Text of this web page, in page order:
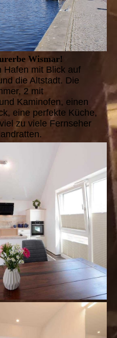
Wismar!
Hafen mit Blick auf
die Altstadt. Die
2 mit
Kaminofen, einen
eine perfekte Küche,
zu viele Fernseher